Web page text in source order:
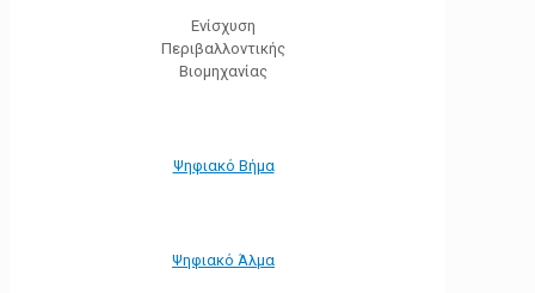
Ενίσχυση
Περιβαλλοντικής
Βιομηχανίας
Ψηφιακό Βήμα
Ψηφιακό Άλμα